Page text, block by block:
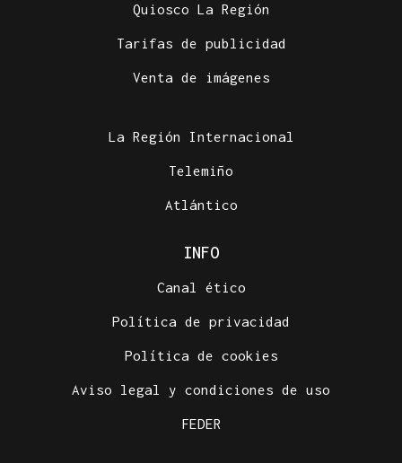
Quiosco La Región
Tarifas de publicidad
Venta de imágenes
La Región Internacional
Telemiño
Atlántico
INFO
Canal ético
Política de privacidad
Política de cookies
Aviso legal y condiciones de uso
FEDER